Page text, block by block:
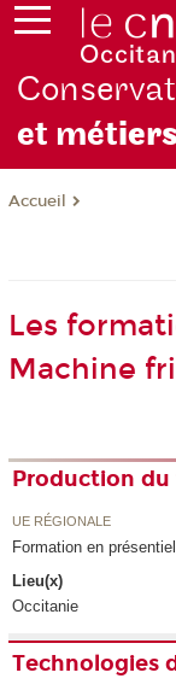
et métiers
Accueil
Les
Machine
Production du
UE RÉGIONALE
Formation en
Lieu(x)
Occitanie
Technologies